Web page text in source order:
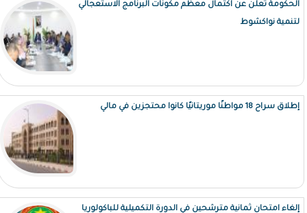
الحكومة تعلن عن اكتمال معظم مكونات البرنامج الاستعجالي
لتنمية نواكشوط
إطلاق سراح 18 مواطنًا موريتانيًا كانوا محتجزين في مالي
إلغاء امتحان ثمانية مترشحين في الدورة التكميلية للباكولوريا